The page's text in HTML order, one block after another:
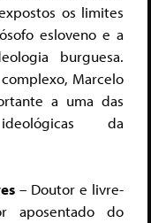
os limites
esloveno e a
burguesa.
Marcelo
a uma das
da
– Doutor e livre-
aposentado do